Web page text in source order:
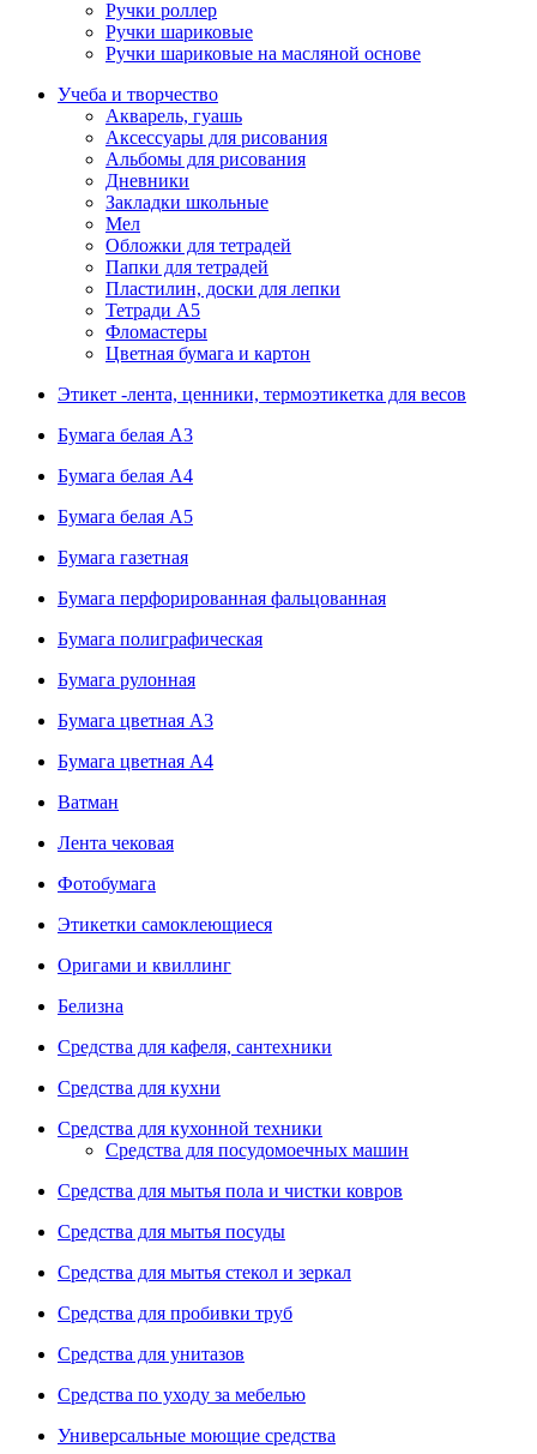
Ручки роллер
Ручки шариковые
Ручки шариковые на масляной основе
Учеба и творчество
Акварель, гуашь
Аксессуары для рисования
Альбомы для рисования
Дневники
Закладки школьные
Мел
Обложки для тетрадей
Папки для тетрадей
Пластилин, доски для лепки
Тетради А5
Фломастеры
Цветная бумага и картон
Этикет -лента, ценники, термоэтикетка для весов
Бумага белая А3
Бумага белая А4
Бумага белая А5
Бумага газетная
Бумага перфорированная фальцованная
Бумага полиграфическая
Бумага рулонная
Бумага цветная А3
Бумага цветная А4
Ватман
Лента чековая
Фотобумага
Этикетки самоклеющиеся
Оригами и квиллинг
Белизна
Средства для кафеля, сантехники
Средства для кухни
Средства для кухонной техники
Средства для посудомоечных машин
Средства для мытья пола и чистки ковров
Средства для мытья посуды
Средства для мытья стекол и зеркал
Средства для пробивки труб
Средства для унитазов
Средства по уходу за мебелью
Универсальные моющие средства